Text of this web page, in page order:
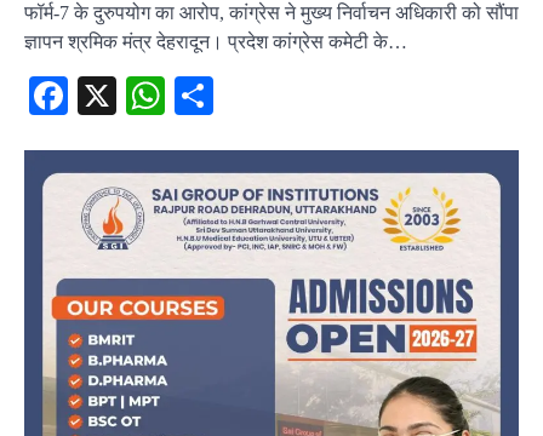
फॉर्म-7 के दुरुपयोग का आरोप, कांग्रेस ने मुख्य निर्वाचन अधिकारी को सौंपा
ज्ञापन श्रमिक मंत्र देहरादून। प्रदेश कांग्रेस कमेटी के…
Facebook
X WhatsApp